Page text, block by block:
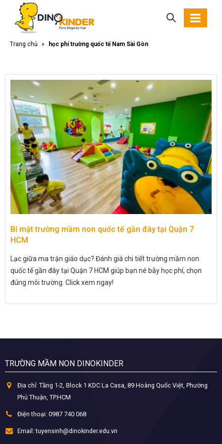
Trang chủ » học phí trường quốc tế Nam Sài Gòn
Bí mật trường mầm non quốc tế gần đây tại Quận 7
HCM
Lạc giữa ma trận giáo dục? Đánh giá chi tiết trường mầm non
quốc tế gần đây tại Quận 7 HCM giúp bạn né bẫy học phí, chọn
đúng môi trường. Click xem ngay!
TRƯỜNG MẦM NON DINOKINDER
Địa chỉ: Tầng 1-2, Block 1 KDC La Casa, 89 Hoàng Quốc Việt, Phường
Phú Thuận, TP.HCM
Điện thoại: 0987 740 068
Email: tuyensinh@dinokinder.edu.vn